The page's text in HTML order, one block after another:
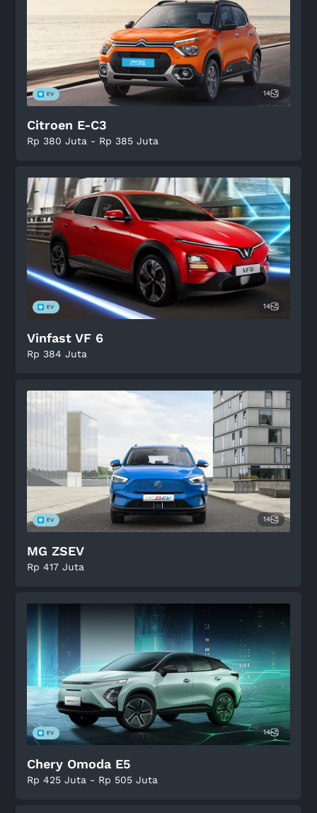
14
Citroen E-C3
Rp 380 Juta - Rp 385 Juta
14
Vinfast VF 6
Rp 384 Juta
14
MG ZSEV
Rp 417 Juta
14
Chery Omoda E5
Rp 425 Juta - Rp 505 Juta